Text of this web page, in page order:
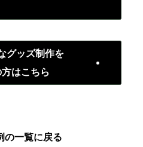
グッズ制作を
はこちら
の一覧に戻る